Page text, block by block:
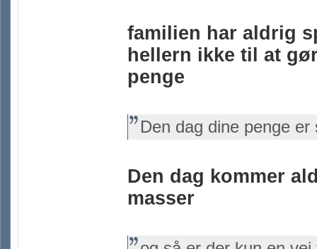
familien har aldrig
hellern ikke til at
penge
Den dag dine penge
Den dag kommer
masser